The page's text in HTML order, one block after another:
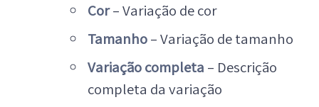
Cor– Variação de cor
Tamanho– Variação de tamanho
Variação completa – Descrição
completa da variação